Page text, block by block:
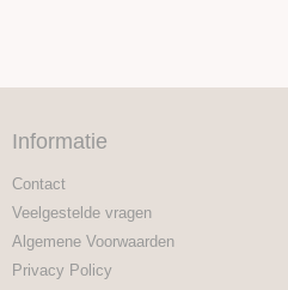
Informatie
Contact
Veelgestelde vragen
Algemene Voorwaarden
Privacy Policy